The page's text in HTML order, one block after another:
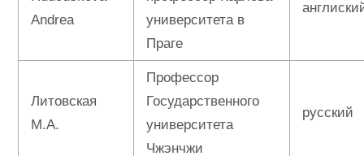
Andrea
университета в
Праге
Литовская
М.А.
Профессор
Государственного
университета
Чжэнчжи
русский